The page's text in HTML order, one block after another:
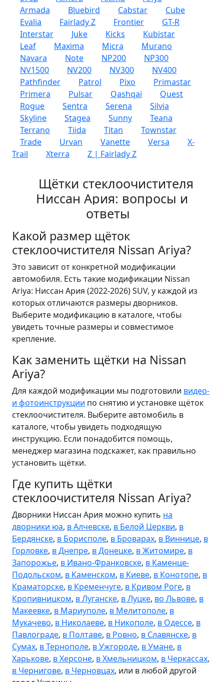
Armada
Bluebird Cabstar
Cube
Evalia
Fairlady Z Frontier
GT-R
Interstar
Juke Kicks
Kubistar
Leaf
Maxima Micra
Murano
Navara
Note NP200
NP300
NV1500
NV200 NV300
NV400
Pathfinder
Patrol Pixo
Primastar
Primera
Pulsar Qashqai
Quest
Rogue
Sentra Serena
Silvia
Skyline
Stagea Sunny
Teana
Terrano
Tiida Titan
Townstar
Trade
Urvan Vanette Versa
X-
Trail
Xterra Z | Fairlady Z
Щётки стеклоочистителя
Ниссан Ария: вопросы и
ответы
Какой размер щёток
стеклоочистителя Nissan Ariya?
Это зависит от конкретной модификации
автомобиля. Есть такие модификации Nissan
Ariya: Ниссан Ария (2022-2026) SUV, у каждой из
которых отличаются размеры дворников.
Выберите модификацию в каталоге, чтобы
увидеть точные размеры и совместимое
крепление.
Как заменить щётки на Nissan
Ariya?
Для каждой модификации мы подготовили видео-
и фотоинструкции по снятию и установке щёток
стеклоочистителя. Выберите автомобиль в
каталоге, чтобы увидеть подходящую
инструкцию. Если понадобится помощь,
менеджер магазина подскажет, как правильно
установить щётки.
Где купить щётки
стеклоочистителя Nissan Ariya?
Дворники Ниссан Ария можно купить на
дворники юа, в Алчевске, в Белой Церкви, в
Бердянске, в Борисполе, в Броварах, в Виннице, в
Горловке, в Днепре, в Донецке, в Житомире, в
Запорожье, в Ивано-Франковске, в Каменце-
Подольском, в Каменском, в Киеве, в Конотопе, в
Краматорске, в Кременчуге, в Кривом Роге, в
Кропивницком, в Луганске, в Луцке, во Львове, в
Макеевке, в Мариуполе, в Мелитополе, в
Мукачево, в Николаеве, в Никополе, в Одессе, в
Павлограде, в Полтаве, в Ровно, в Славянске, в
Сумах, в Тернополе, в Ужгороде, в Умане, в
Харькове, в Херсоне, в Хмельницком, в Черкассах,
в Чернигове, в Черновцах, или в любой другой